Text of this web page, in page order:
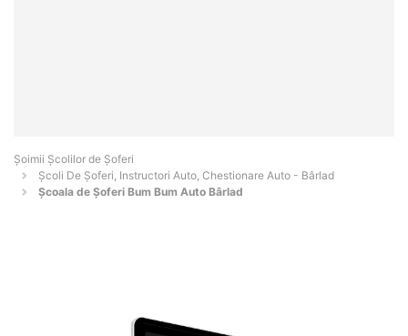
Şoimii Școlilor de Șoferi
Școli De Șoferi, Instructori Auto, Chestionare Auto - Bârlad
Şcoala de Şoferi Bum Bum Auto Bârlad